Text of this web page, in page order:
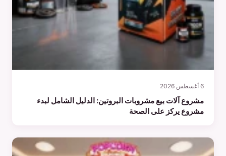
6 أغسطس 2026
مشروع آلات بيع مشروبات البروتين: الدليل الشامل لبدء
مشروع يركز على الصحة